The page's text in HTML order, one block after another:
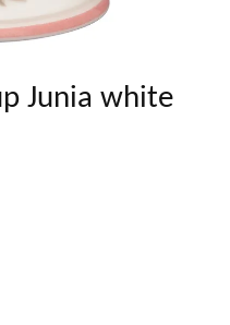
Junia white